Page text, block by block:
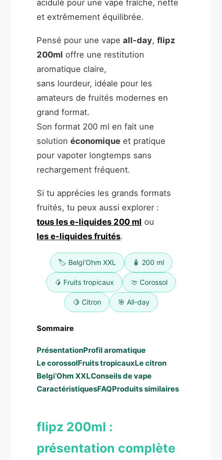
acidulé pour une vape fraîche, nette
et extrêmement équilibrée.
Pensé pour une vapeall-day,flipz
200ml offre une restitution
aromatique claire,
sans lourdeur, idéale pour les
amateurs de fruités modernes en
grand format.
Son format 200 ml en fait une
solutionéconomique et pratique
pour vapoter longtemps sans
rechargement fréquent.
Si tu apprécies les grands formats
fruités, tu peux aussi explorer :
tous les e-liquides 200 ml ou
les e-liquides fruités.
🏷️ Belgi’Ohm XXL 🧴 200 ml
🥭 Fruits tropicaux 🍈 Corossol
🍋 Citron 🎯 All-day
Sommaire
PrésentationProfil aromatique
Le corossolFruits tropicauxLe citron
Belgi’Ohm XXLConseils de vape
CaractéristiquesFAQProduits similaires
flipz 200ml :
présentation complète